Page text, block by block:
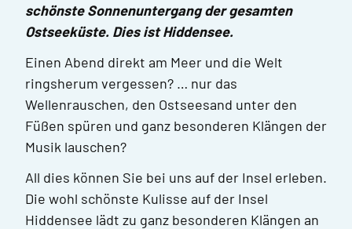
schönste Sonnenuntergang der gesamten
Ostseeküste. Dies ist Hiddensee.
Einen Abend direkt am Meer und die Welt
ringsherum vergessen? … nur das
Wellenrauschen, den Ostseesand unter den
Füßen spüren und ganz besonderen Klängen der
Musik lauschen?
All dies können Sie bei uns auf der Insel erleben.
Die wohl schönste Kulisse auf der Insel
Hiddensee lädt zu ganz besonderen Klängen an